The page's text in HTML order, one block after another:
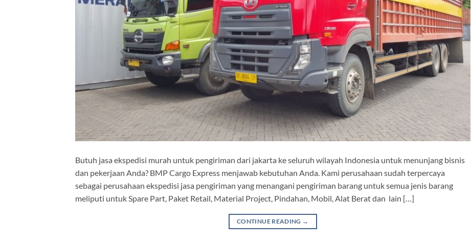
Butuh jasa ekspedisi murah untuk pengiriman dari jakarta ke seluruh wilayah Indonesia untuk menunjang bisnis
dan pekerjaan Anda? BMP Cargo Express menjawab kebutuhan Anda. Kami perusahaan sudah terpercaya
sebagai perusahaan ekspedisi jasa pengiriman yang menangani pengiriman barang untuk semua jenis barang
meliputi untuk Spare Part, Paket Retail, Material Project, Pindahan, Mobil, Alat Berat dan lain […]
CONTINUE READING →